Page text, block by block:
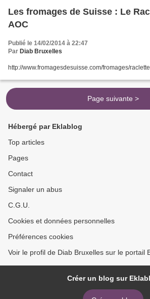
Les fromages de Suisse : Le
AOC
Publié le 14/02/2014 à 22:47
Par Diab Bruxelles
http://www.fromagesdesuisse.com/fromages/
Page suivante >
Hébergé par Eklablog
Top articles
Pages
Contact
Signaler un abus
C.G.U.
Cookies et données personnelles
Préférences cookies
Voir le profil de Diab Bruxelles sur le portail
Créer un blog sur